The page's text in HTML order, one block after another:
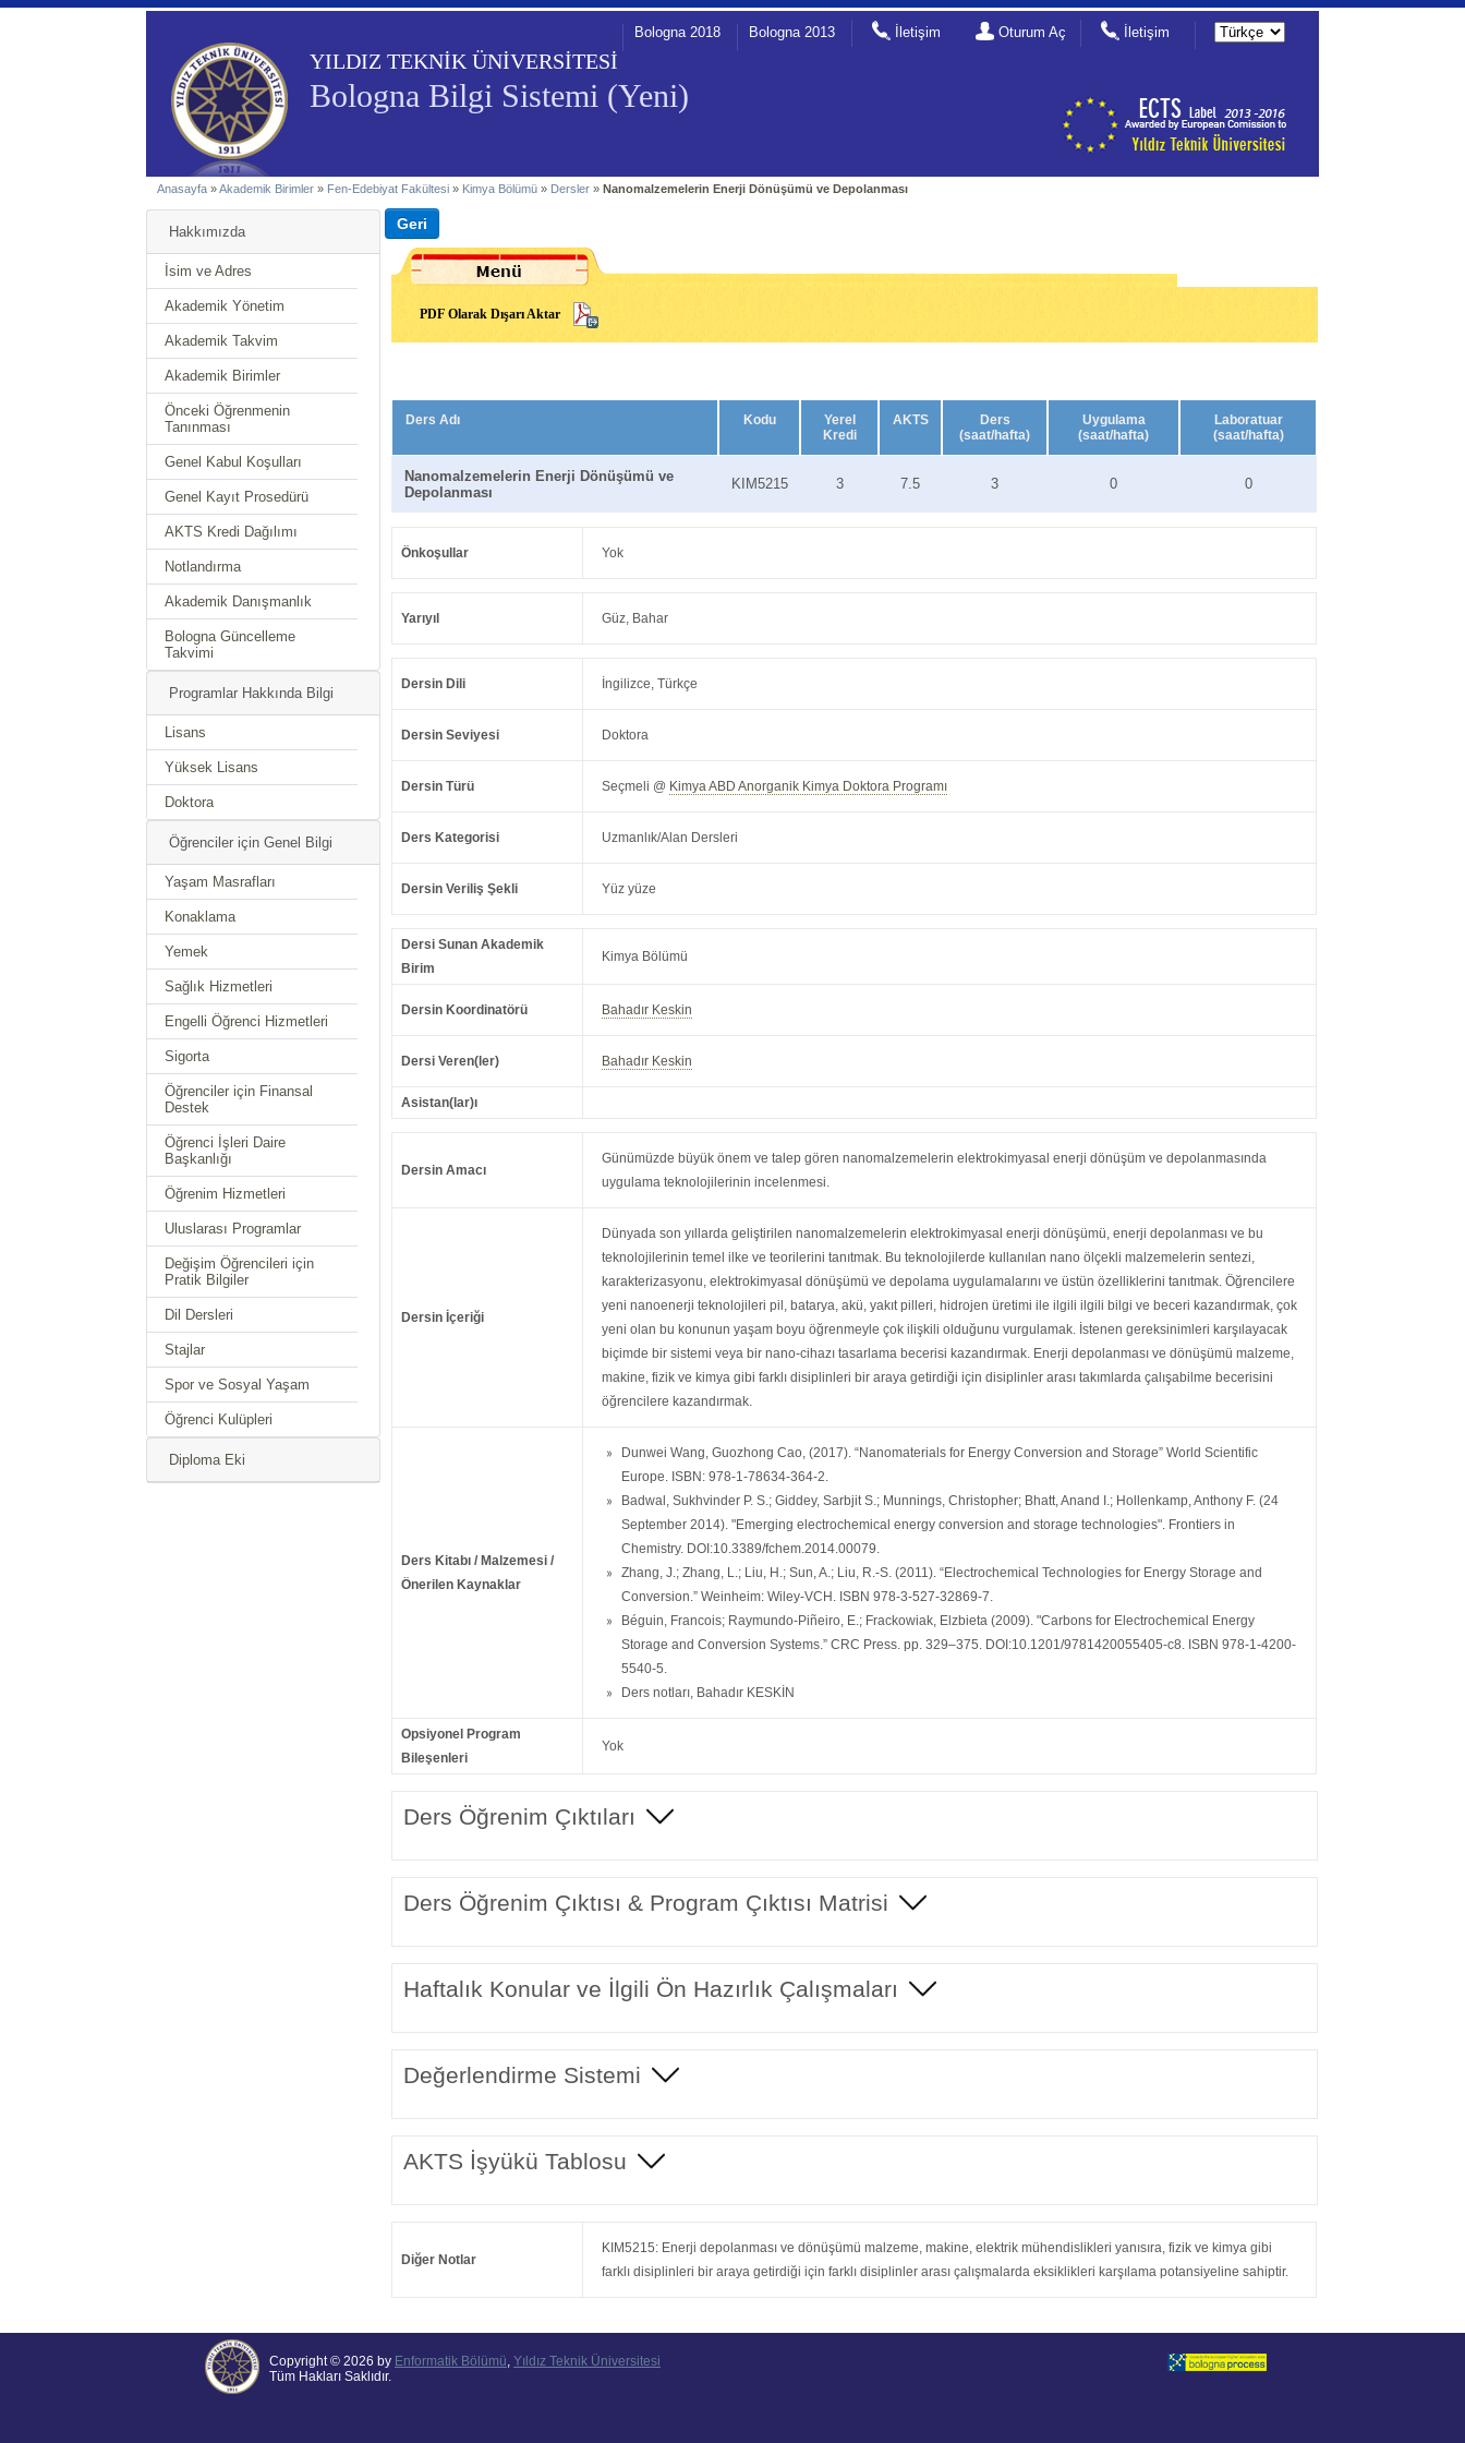
YILDIZ TEKNİK ÜNİVERSİTESİ
Bologna Bilgi Sistemi (Yeni)
Bologna 2018 Bologna 2013 İletişim Oturum Aç İletişim
Anasayfa »Akademik Birimler » Fen-Edebiyat Fakültesi » Kimya Bölümü » Dersler »Nanomalzemelerin Enerji Dönüşümü ve Depolanması
Hakkımızda
İsim ve Adres
Akademik Yönetim
Akademik Takvim
Akademik Birimler
Önceki Öğrenmenin
Tanınması
Genel Kabul Koşulları
Genel Kayıt Prosedürü
AKTS Kredi Dağılımı
Notlandırma
Akademik Danışmanlık
Bologna Güncelleme
Takvimi
Programlar Hakkında Bilgi
Lisans
Yüksek Lisans
Doktora
Öğrenciler için Genel Bilgi
Yaşam Masrafları
Konaklama
Yemek
Sağlık Hizmetleri
Engelli Öğrenci Hizmetleri
Sigorta
Öğrenciler için Finansal
Destek
Öğrenci İşleri Daire
Başkanlığı
Öğrenim Hizmetleri
Uluslarası Programlar
Değişim Öğrencileri için
Pratik Bilgiler
Dil Dersleri
Stajlar
Spor ve Sosyal Yaşam
Öğrenci Kulüpleri
Diploma Eki
PDF Olarak Dışarı Aktar
Ders Adı Kodu
Yerel
Kredi
AKTS
Ders
(saat/hafta)
Uygulama
(saat/hafta)
Laboratuar
(saat/hafta)
Nanomalzemelerin Enerji Dönüşümü ve
Depolanması
KIM5215 3 7.5 3 0 0
Önkoşullar Yok
Yarıyıl Güz, Bahar
Dersin Dili İngilizce, Türkçe
Dersin Seviyesi Doktora
Dersin Türü Seçmeli @ Kimya ABD Anorganik Kimya Doktora Programı
Ders Kategorisi Uzmanlık/Alan Dersleri
Dersin Veriliş Şekli Yüz yüze
Dersi Sunan Akademik
Birim
Kimya Bölümü
Dersin Koordinatörü Bahadır Keskin
Dersi Veren(ler) Bahadır Keskin
Asistan(lar)ı
Dersin Amacı
Günümüzde büyük önem ve talep gören nanomalzemelerin elektrokimyasal enerji dönüşüm ve depolanmasında
uygulama teknolojilerinin incelenmesi.
Dersin İçeriği
Dünyada son yıllarda geliştirilen nanomalzemelerin elektrokimyasal enerji dönüşümü, enerji depolanması ve bu
teknolojilerinin temel ilke ve teorilerini tanıtmak. Bu teknolojilerde kullanılan nano ölçekli malzemelerin sentezi,
karakterizasyonu, elektrokimyasal dönüşümü ve depolama uygulamalarını ve üstün özelliklerini tanıtmak. Öğrencilere
yeni nanoenerji teknolojileri pil, batarya, akü, yakıt pilleri, hidrojen üretimi ile ilgili ilgili bilgi ve beceri kazandırmak, çok
yeni olan bu konunun yaşam boyu öğrenmeyle çok ilişkili olduğunu vurgulamak. İstenen gereksinimleri karşılayacak
biçimde bir sistemi veya bir nano-cihazı tasarlama becerisi kazandırmak. Enerji depolanması ve dönüşümü malzeme,
makine, fizik ve kimya gibi farklı disiplinleri bir araya getirdiği için disiplinler arası takımlarda çalışabilme becerisini
öğrencilere kazandırmak.
Ders Kitabı / Malzemesi /
Önerilen Kaynaklar
Dunwei Wang, Guozhong Cao, (2017). “Nanomaterials for Energy Conversion and Storage” World Scientific
Europe. ISBN: 978-1-78634-364-2.
Badwal, Sukhvinder P. S.; Giddey, Sarbjit S.; Munnings, Christopher; Bhatt, Anand I.; Hollenkamp, Anthony F. (24
September 2014). "Emerging electrochemical energy conversion and storage technologies". Frontiers in
Chemistry. DOI:10.3389/fchem.2014.00079.
Zhang, J.; Zhang, L.; Liu, H.; Sun, A.; Liu, R.-S. (2011). “Electrochemical Technologies for Energy Storage and
Conversion.” Weinheim: Wiley-VCH. ISBN 978-3-527-32869-7.
Béguin, Francois; Raymundo-Piñeiro, E.; Frackowiak, Elzbieta (2009). "Carbons for Electrochemical Energy
Storage and Conversion Systems.” CRC Press. pp. 329–375. DOI:10.1201/9781420055405-c8. ISBN 978-1-4200-
5540-5.
Ders notları, Bahadır KESKİN
Opsiyonel Program
Bileşenleri
Yok
Ders Öğrenim Çıktıları
Ders Öğrenim Çıktısı & Program Çıktısı Matrisi
Haftalık Konular ve İlgili Ön Hazırlık Çalışmaları
Değerlendirme Sistemi
AKTS İşyükü Tablosu
Diğer Notlar
KIM5215: Enerji depolanması ve dönüşümü malzeme, makine, elektrik mühendislikleri yanısıra, fizik ve kimya gibi
farklı disiplinleri bir araya getirdiği için farklı disiplinler arası çalışmalarda eksiklikleri karşılama potansiyeline sahiptir.
Copyright © 2026 by Enformatik Bölümü, Yıldız Teknik Üniversitesi
Tüm Hakları Saklıdır.